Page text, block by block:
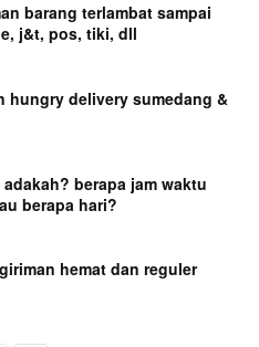
barang terlambat sampai
j&t, pos, tiki, dll
hungry delivery sumedang &
adakah? berapa jam waktu
berapa hari?
hemat dan reguler